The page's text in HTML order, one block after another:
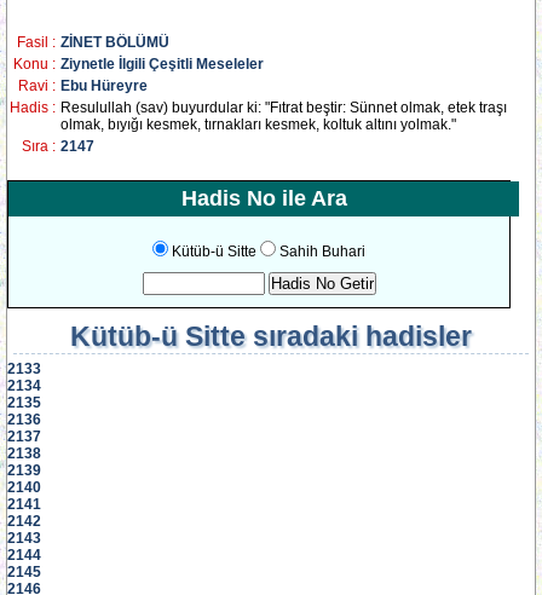
Fasil : ZİNET BÖLÜMÜ
Konu : Ziynetle İlgili Çeşitli Meseleler
Ravi : Ebu Hüreyre
Hadis : Resulullah (sav) buyurdular ki: "Fıtrat beştir: Sünnet olmak, etek traşı
olmak, bıyığı kesmek, tırnakları kesmek, koltuk altını yolmak."
Sıra : 2147
Hadis No ile Ara
Kütüb-ü Sitte Sahih Buhari
Kütüb-ü Sittesıradaki hadisler
2133
2134
2135
2136
2137
2138
2139
2140
2141
2142
2143
2144
2145
2146